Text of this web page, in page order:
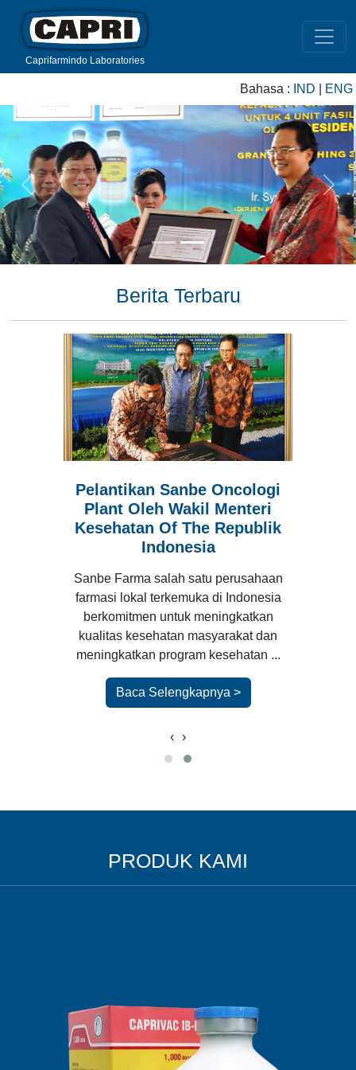
Caprifarmindo Laboratories
Bahasa : IND ENG
Previous Next
Berita Terbaru
Pelantikan Sanbe Oncologi
Plant Oleh Wakil Menteri
Kesehatan Of The Republik
Indonesia
Sanbe Farma salah satu perusahaan
farmasi lokal terkemuka di Indonesia
berkomitmen untuk meningkatkan
kualitas kesehatan masyarakat dan
meningkatkan program kesehatan ...
Baca Selengkapnya >
‹ ›
PRODUK KAMI